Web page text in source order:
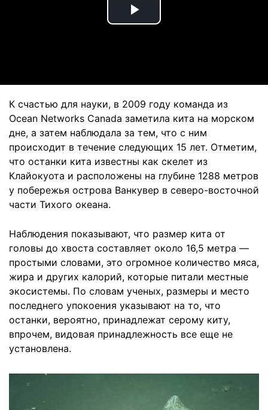
Play
К счастью для науки, в 2009 году команда из
Ocean Networks Canada заметила кита на морском
дне, а затем наблюдала за тем, что с ним
происходит в течение следующих 15 лет. Отметим,
что останки кита известны как скелет из
Клайокуота и расположены на глубине 1288 метров
у побережья острова Ванкувер в северо-восточной
части Тихого океана.
Наблюдения показывают, что размер кита от
головы до хвоста составляет около 16,5 метра —
простыми словами, это огромное количество мяса,
жира и других калорий, которые питали местные
экосистемы. По словам ученых, размеры и место
последнего упокоения указывают на то, что
останки, вероятно, принадлежат серому киту,
впрочем, видовая принадлежность все еще не
установлена.